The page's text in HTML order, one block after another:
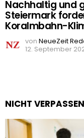
Nachhaltig und
Steiermark
Koralmbahn-
von NeueZeit
12. September
NICHT VERPASSEN